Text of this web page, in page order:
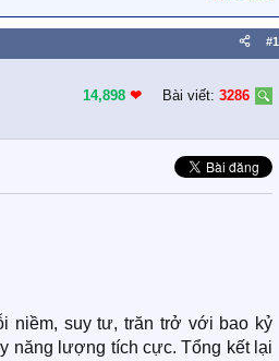
#1
14,898 ❤︎ Bài viết: 3286
niềm, suy tư, trăn trở với bao kỷ
năng lượng tích cực. Tổng kết lại